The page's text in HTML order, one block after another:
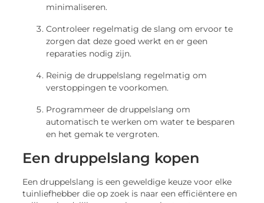
minimaliseren.
Controleer regelmatig de slang om ervoor te
zorgen dat deze goed werkt en er geen
reparaties nodig zijn.
Reinig de druppelslang regelmatig om
verstoppingen te voorkomen.
Programmeer de druppelslang om
automatisch te werken om water te besparen
en het gemak te vergroten.
Een druppelslang kopen
Een druppelslang is een geweldige keuze voor elke
tuinliefhebber die op zoek is naar een efficiëntere en